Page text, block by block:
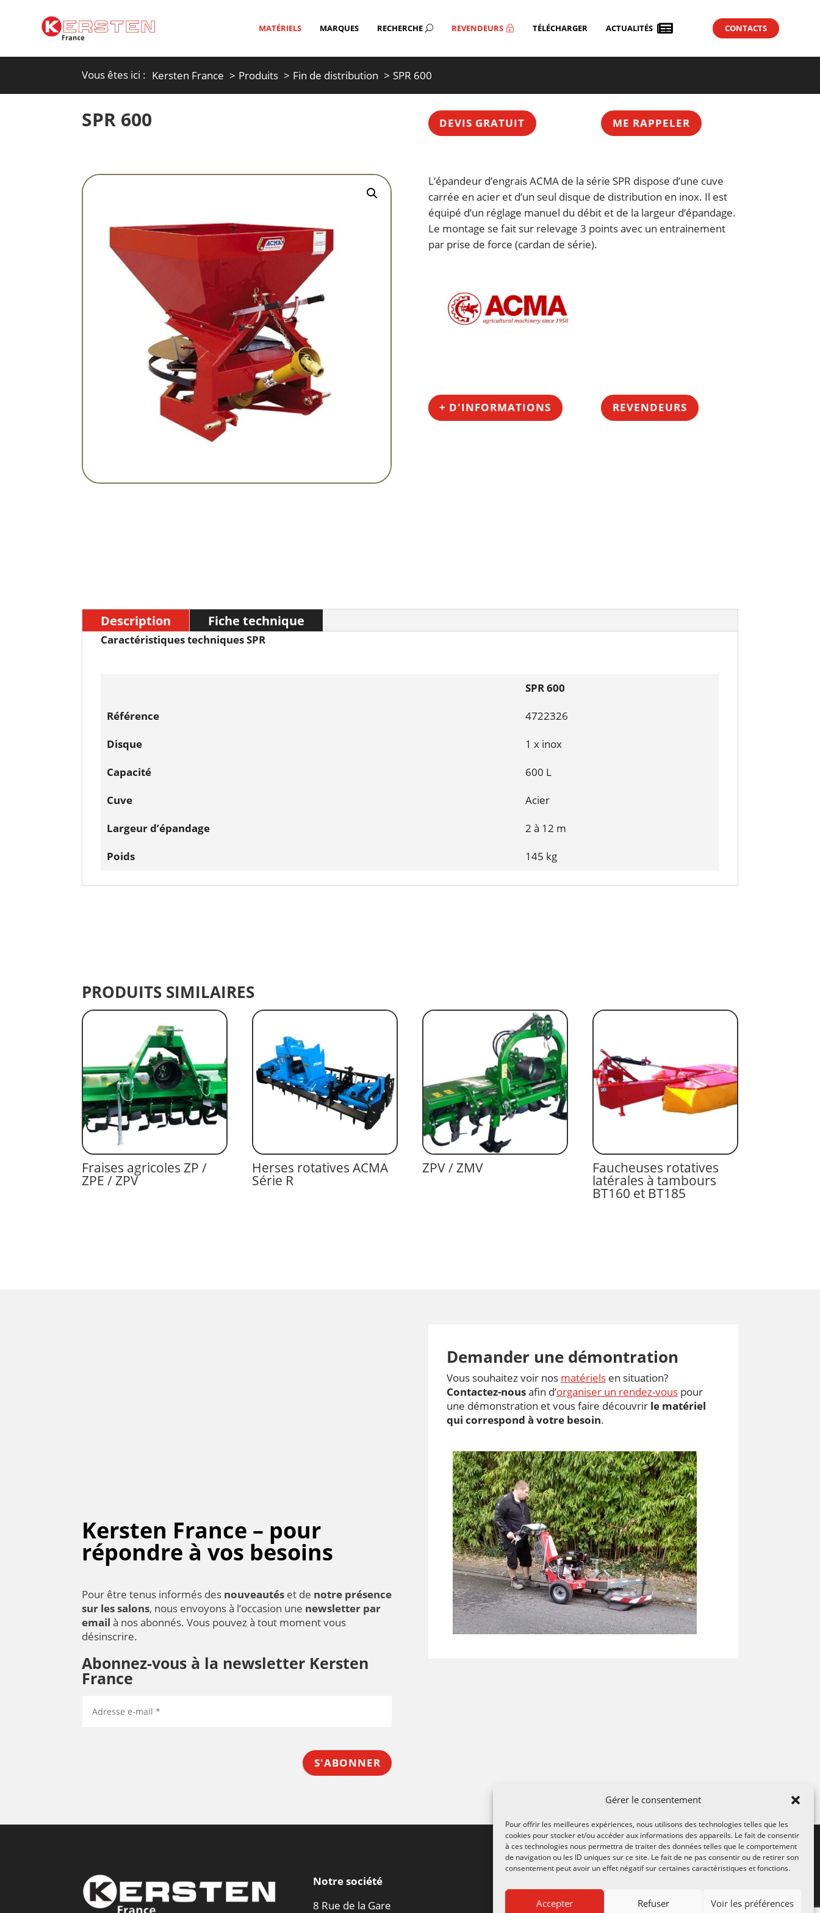
Gérer le consentement
Pour offrir les meilleures expériences, nous utilisons des technologies telles que les
cookies pour stocker et/ou accéder aux informations des appareils. Le fait de consentir
à ces technologies nous permettra de traiter des données telles que le comportement
de navigation ou les ID uniques sur ce site. Le fait de ne pas consentir ou de retirer son
consentement peut avoir un effet négatif sur certaines caractéristiques et fonctions.
Accepter Refuser Voir les préférences
MATÉRIELS MARQUES U
RECHERCHE ~
REVENDEURS TÉLÉCHARGER 
ACTUALITÉS CONTACTS
Vous êtes ici : Kersten France Produits Fin de distribution SPR 600
SPR 600 DEVIS GRATUIT ME RAPPELER
L’épandeur d’engrais ACMA de la série SPR dispose d’une cuve
carrée en acier et d’un seul disque de distribution en inox. Il est
équipé d’un réglage manuel du débit et de la largeur d’épandage.
Le montage se fait sur relevage 3 points avec un entrainement
par prise de force (cardan de série).
+ D'INFORMATIONS REVENDEURS
Description Fiche technique
Caractéristiques techniques SPR
SPR 600
Référence
4722326
Disque
1 x inox
Capacité
600 L
Cuve
Acier
Largeur d’épandage
2 à 12 m
Poids
145 kg
PRODUITS SIMILAIRES
Fraises agricoles ZP /
ZPE / ZPV
Herses rotatives ACMA
Série R
ZPV / ZMV Faucheuses rotatives
latérales à tambours
BT160 et BT185
Kersten France – pour
répondre à vos besoins
Pour être tenus informés des nouveautés et de notre présence
sur les salons, nous envoyons à l’occasion une newsletter par
email à nos abonnés. Vous pouvez à tout moment vous
désinscrire.
Abonnez-vous à la newsletter Kersten
France
S'ABONNER
Demander une démontration
Vous souhaitez voir nos matérielsen situation?
Contactez-nousafin d’organiser un rendez-vouspour
une démonstration et vous faire découvrir le matériel
qui correspond à votre besoin.
Notre société
8 Rue de la Gare
Actualités